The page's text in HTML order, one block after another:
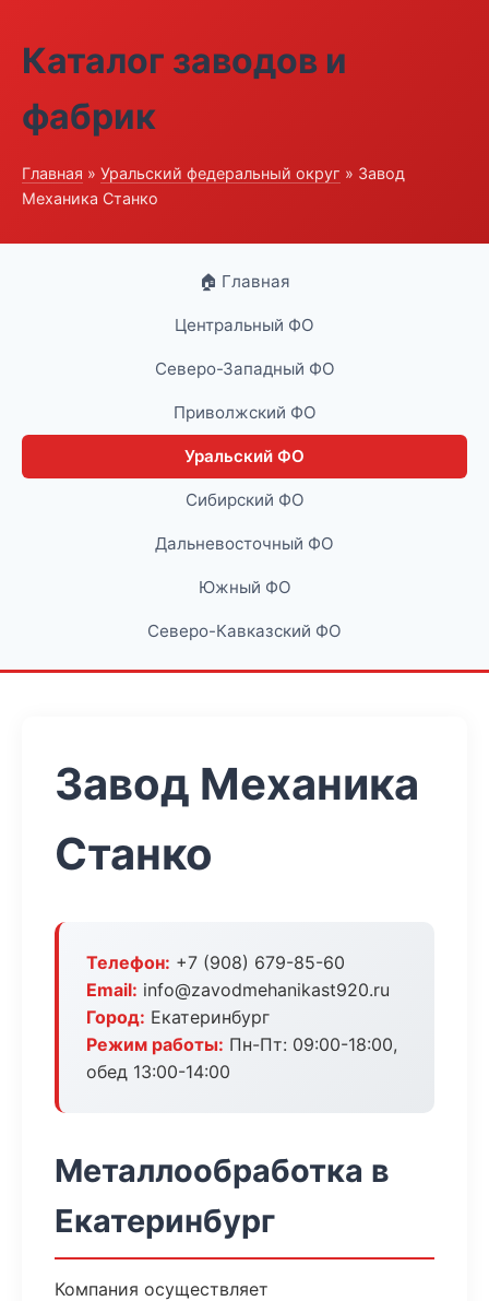
Каталог заводов и
фабрик
Главная » Уральский федеральный округ » Завод
Механика Станко
🏠 Главная
Центральный ФО
Северо-Западный ФО
Приволжский ФО
Уральский ФО
Сибирский ФО
Дальневосточный ФО
Южный ФО
Северо-Кавказский ФО
Завод Механика
Станко
Телефон: +7 (908) 679-85-60
Email: info@zavodmehanikast920.ru
Город: Екатеринбург
Режим работы: Пн-Пт: 09:00-18:00,
обед 13:00-14:00
Металлообработка в
Екатеринбург
Компания осуществляет